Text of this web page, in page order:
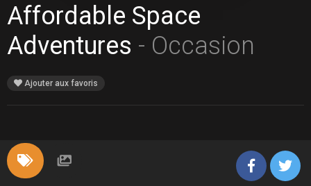
Affordable Space
Adventures - Occasion
Ajouter aux favoris